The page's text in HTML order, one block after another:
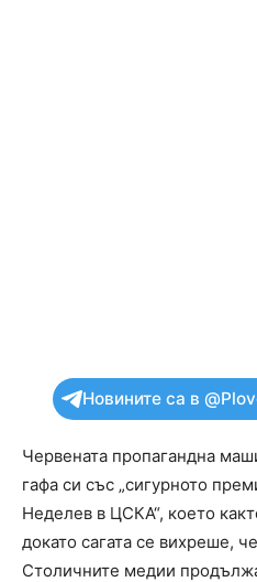
Новините са в
Червената пропагандна
гафа си със „сигурното
Неделев в ЦСКА“, което
докато сагата се вихреше,
Столичните медии